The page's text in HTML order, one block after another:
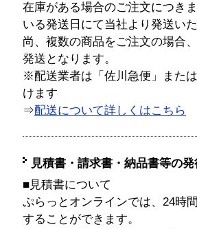
在庫がある場合のご注文につき
いる発送日にて当社より発送い
尚、複数の商品をご注文の場合
発送となります。
※配送業者は「佐川急便」また
けます
⇒配送について詳しくはこちら
見積書・請求書・納品書等の
■見積書について
ぷらっとオンラインでは、24時
することができます。